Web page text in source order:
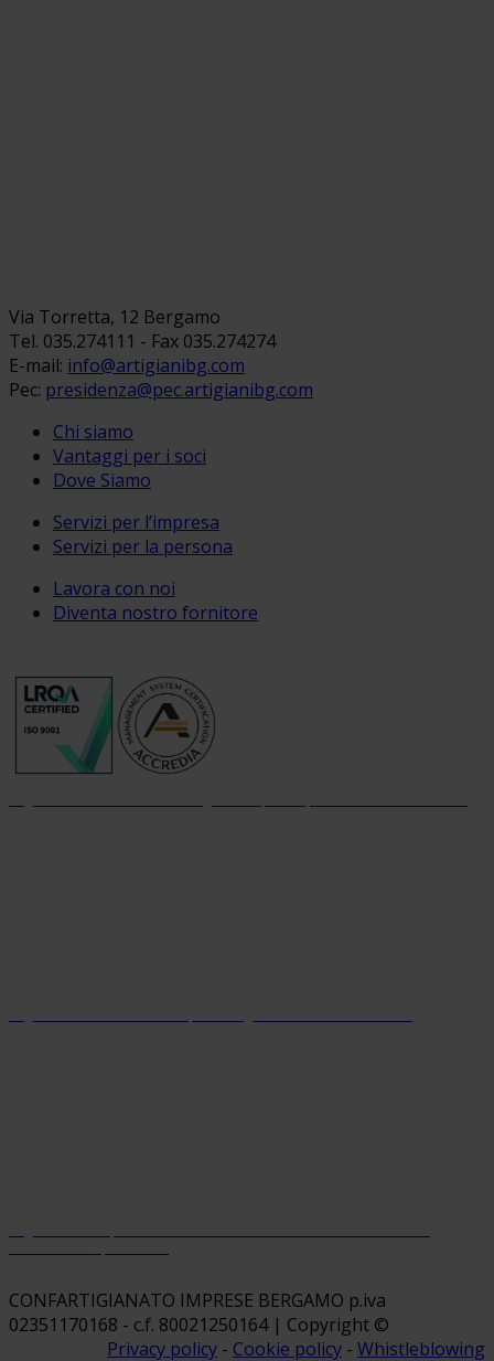
Via Torretta, 12 Bergamo
Tel. 035.274111 - Fax 035.274274
E-mail: info@artigianibg.com
Pec: presidenza@pec.artigianibg.com
Chi siamo
Vantaggi per i soci
Dove Siamo
Servizi per l’impresa
Servizi per la persona
Lavora con noi
Diventa nostro fornitore
CONFARTIGIANATO IMPRESE BERGAMO p.iva
02351170168 - c.f. 80021250164 | Copyright ©
Privacy policy - Cookie policy - Whistleblowing